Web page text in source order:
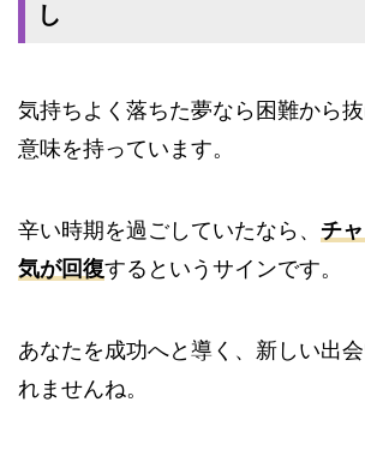
し
気持ちよく落ちた夢なら困難から
意味を持っています。
辛い時期を過ごしていたなら、 チ
気が回復するというサインです。
あなたを成功へと導く、新しい出
れませんね。